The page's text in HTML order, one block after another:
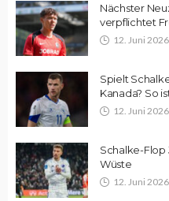
Nächster
verpflichtet
12. Juni 2026
Spielt
Kanada? So
12. Juni 2026
Schalke-Flop
Wüste
12. Juni 2026